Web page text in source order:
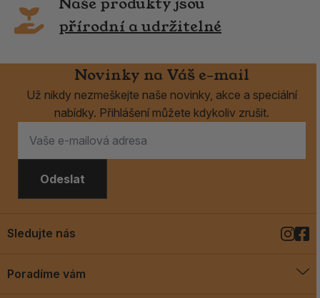
přírodní a udržitelné
Novinky na Váš e-mail
Už nikdy nezmeškejte naše novinky, akce a speciální
nabídky. Přihlášení můžete kdykoliv zrušit.
Odeslat
Poradíme vám
Sledujte nás